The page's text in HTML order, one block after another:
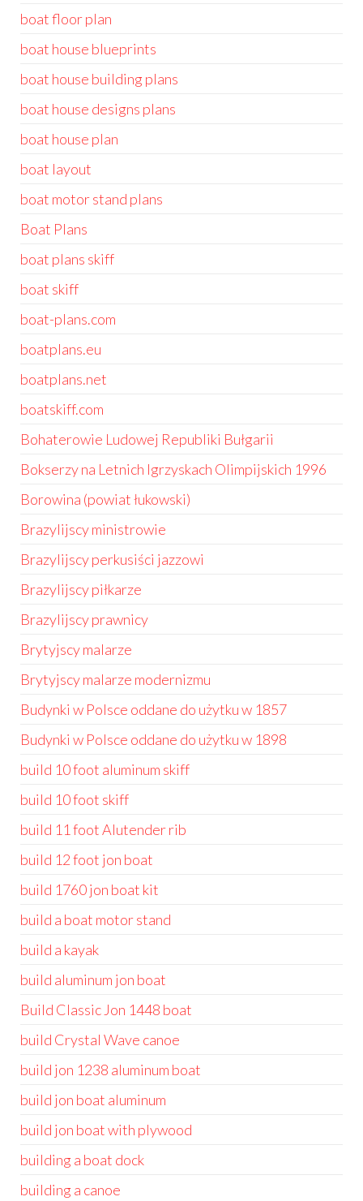
boat floor plan
boat house blueprints
boat house building plans
boat house designs plans
boat house plan
boat layout
boat motor stand plans
Boat Plans
boat plans skiff
boat skiff
boat-plans.com
boatplans.eu
boatplans.net
boatskiff.com
Bohaterowie Ludowej Republiki Bułgarii
Bokserzy na Letnich Igrzyskach Olimpijskich 1996
Borowina (powiat łukowski)
Brazylijscy ministrowie
Brazylijscy perkusiści jazzowi
Brazylijscy piłkarze
Brazylijscy prawnicy
Brytyjscy malarze
Brytyjscy malarze modernizmu
Budynki w Polsce oddane do użytku w 1857
Budynki w Polsce oddane do użytku w 1898
build 10 foot aluminum skiff
build 10 foot skiff
build 11 foot Alutender rib
build 12 foot jon boat
build 1760 jon boat kit
build a boat motor stand
build a kayak
build aluminum jon boat
Build Classic Jon 1448 boat
build Crystal Wave canoe
build jon 1238 aluminum boat
build jon boat aluminum
build jon boat with plywood
building a boat dock
building a canoe